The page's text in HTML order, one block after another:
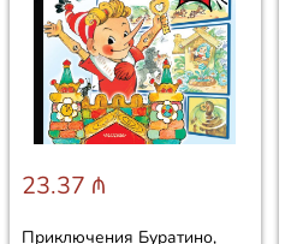
23.37 ₼
Приключения Буратино,